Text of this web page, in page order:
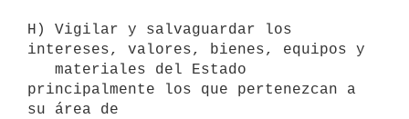
H) Vigilar y salvaguardar los
intereses, valores, bienes, equipos y
principalmente los que pertenezcan a
su área de